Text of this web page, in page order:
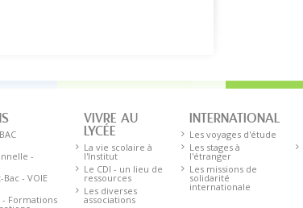
-
- VOIE
- Formations
VIVRE AU
LYCÉE
La vie scolaire à
l'Institut
Le CDI - un lieu de
ressources
Les diverses
associations
INTERNATIONAL
Les voyages d'étude
Les stages à
l'étranger
Les missions de
solidarité
internationale